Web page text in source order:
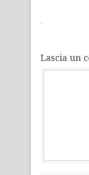
.
Lascia un